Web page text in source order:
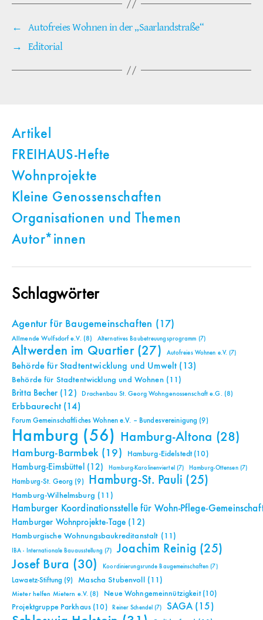
← Autofreies Wohnen in der „Saarlandstraße“
→ Editorial
Artikel
FREIHAUS-Hefte
Wohnprojekte
Kleine Genossenschaften
Organisationen und Themen
Autor*innen
Schlagwörter
Agentur für Baugemeinschaften (17)
Allmende Wulfsdorf e.V. (8) Alternatives Baubetreuungsprogramm (7)
Altwerden im Quartier(27) Autofreies Wohnen e.V. (7)
Behörde für Stadtentwicklung und Umwelt (13)
Behörde für Stadtentwicklung und Wohnen(11)
Britta Becher(12) Drachenbau St. Georg Wohngenossenschaft e.G. (8)
Erbbaurecht(14)
Forum Gemeinschaftliches Wohnen e.V. – Bundesvereinigung (9)
Hamburg (56) Hamburg-Altona (28)
Hamburg-Barmbek(19) Hamburg-Eidelstedt(10)
Hamburg-Eimsbüttel (12) Hamburg-Karolinenviertel (7) Hamburg-Ottensen(7)
Hamburg-St. Georg (9) Hamburg-St. Pauli (25)
Hamburg-Wilhelmsburg (11)
Hamburger Koordinationsstelle für Wohn-Pflege-
Hamburger Wohnprojekte-Tage (12)
Hamburgische Wohnungsbaukreditanstalt (11)
IBA - Internationale Bauausstellung (7) Joachim Reinig (25)
Josef Bura (30) Koordinierungsrunde Baugemeinschaften (7)
Lawaetz-Stiftung (9) Mascha Stubenvoll (11)
Mieter helfen Mietern e.V. (8) Neue Wohngemeinnützigkeit(10)
Projektgruppe Parkhaus (10) Reiner Schendel (7) SAGA(15)